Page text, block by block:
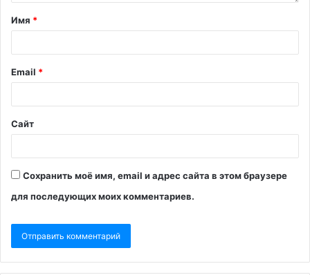
Имя *
Email *
Сайт
Сохранить моё имя, email и адрес сайта в этом браузере
для последующих моих комментариев.